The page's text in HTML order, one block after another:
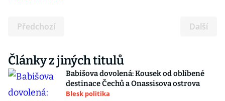
Předchozí Další
Články z jiných titulů
Babišova dovolená: Kousek od oblíbené
destinace Čechů a Onassisova ostrova
Blesk politika